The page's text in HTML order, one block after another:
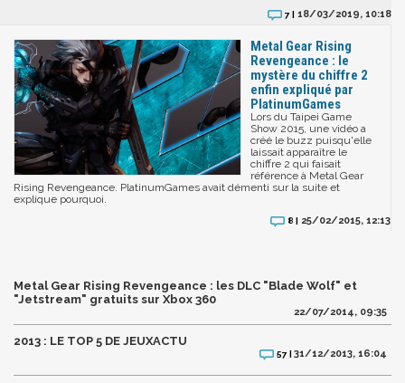
7 | 18/03/2019, 10:18
Metal Gear Rising
Revengeance : le
mystère du chiffre 2
enfin expliqué par
PlatinumGames
Lors du Taipei Game
Show 2015, une vidéo a
créé le buzz puisqu'elle
laissait apparaître le
chiffre 2 qui faisait
référence à Metal Gear
Rising Revengeance. PlatinumGames avait démenti sur la suite et
explique pourquoi.
8 | 25/02/2015, 12:13
Metal Gear Rising Revengeance : les DLC "Blade Wolf" et
"Jetstream" gratuits sur Xbox 360
22/07/2014, 09:35
2013 : LE TOP 5 DE JEUXACTU
57 |31/12/2013, 16:04